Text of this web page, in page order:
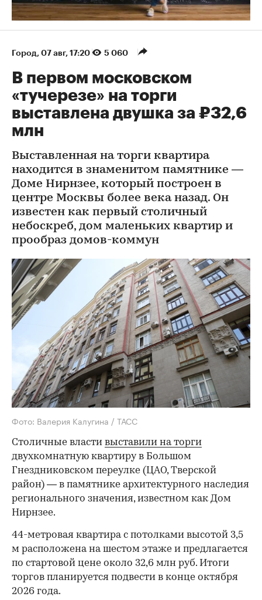
Город 07 авг, 17:20 5 060
В первом московском
«тучерезе» на торги
выставлена двушка за ₽32,6
млн
Выставленная на торги квартира
находится в знаменитом памятнике —
Доме Нирнзее, который построен в
центре Москвы более века назад. Он
известен как первый столичный
небоскреб, дом маленьких квартир и
прообраз домов-коммун
Фото: Валерия Калугина / ТАСС
Столичные власти выставили на торги
двухкомнатную квартиру в Большом
Гнездниковском переулке (ЦАО, Тверской
район) — в памятнике архитектурного наследия
регионального значения, известном как Дом
Нирнзее.
44-метровая квартира с потолками высотой 3,5
м расположена на шестом этаже и предлагается
по стартовой цене около 32,6 млн руб. Итоги
торгов планируется подвести в конце октября
2026 года.